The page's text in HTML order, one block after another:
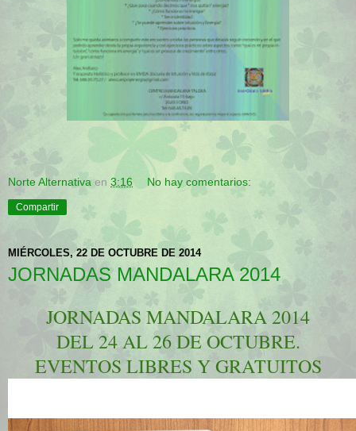
Norte Alternativa en 3:16 No hay comentarios:
Compartir
MIÉRCOLES, 22 DE OCTUBRE DE 2014
JORNADAS MANDALARA 2014
JORNADAS MANDALARA 2014
DEL 24 AL 26 DE OCTUBRE.
EVENTOS LIBRES Y GRATUITOS